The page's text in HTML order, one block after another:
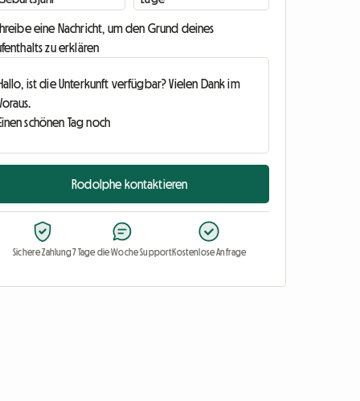
eine Nachricht, um den Grund deines
zu erklären
Rodolphe kontaktieren
Sichere Zahlung7 Tage die Woche SupportKostenlose Anfrage